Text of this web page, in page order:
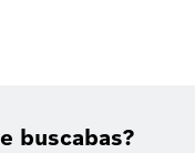
buscabas?